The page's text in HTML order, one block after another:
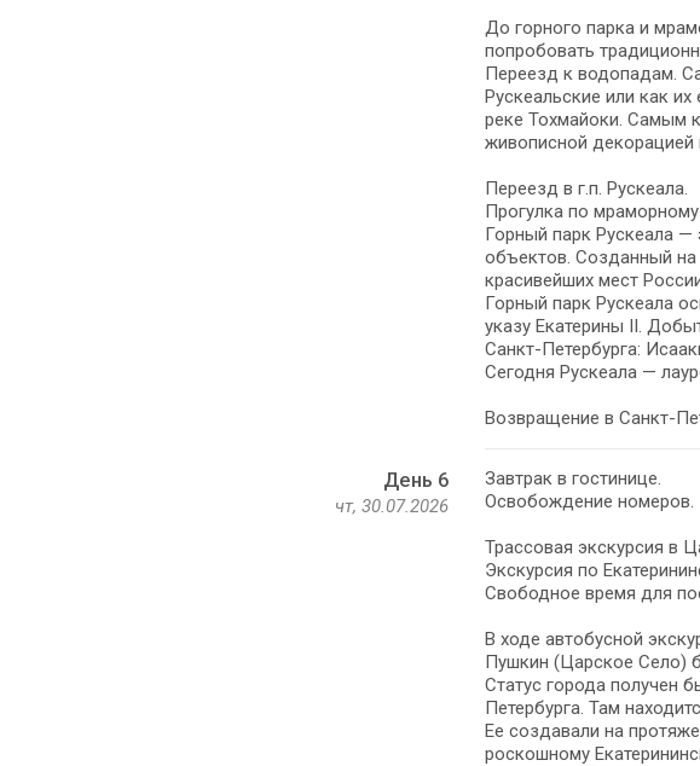
До горного парка и
попробовать
Переезд к водопадам.
Рускеальские или как
реке Тохмайоки. Самым
живописной
Переезд в г.п. Рускеала.
Прогулка по
Горный парк Рускеала —
объектов. Созданный на
красивейших мест
Горный парк Рускеала
указу Екатерины II.
Санкт-Петербурга:
Сегодня Рускеала —
Возвращение в Санкт-
День 6
чт, 30.07.2026
Завтрак в гостинице.
Освобождение номеров.
Трассовая экскурсия в
Экскурсия по
Свободное время для
В ходе автобусной
Пушкин (Царское Село)
Статус города получен
Петербурга. Там
Ее создавали на
роскошному